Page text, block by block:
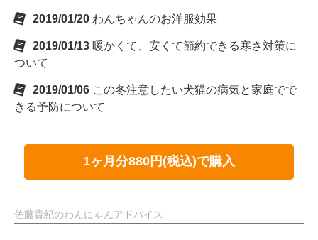
2019/01/20 わんちゃんのお洋服効果
2019/01/13 暖かくて、安くて節約できる寒さ対策に
ついて
2019/01/06 この冬注意したい犬猫の病気と家庭でで
きる予防について
1ヶ月分880円(税込)で購入
佐藤貴紀のわんにゃんアドバイス